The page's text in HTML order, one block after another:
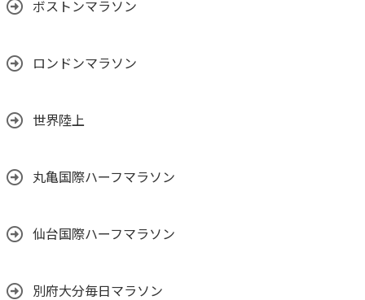
ボストンマラソン
ロンドンマラソン
世界陸上
丸亀国際ハーフマラソン
仙台国際ハーフマラソン
別府大分毎日マラソン